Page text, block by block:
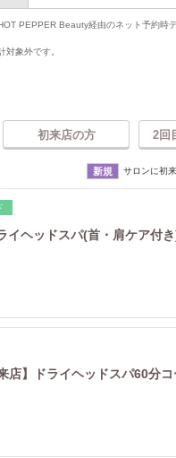
PEPPER Beauty経由のネット予約時
象外です。
初来店の方 2回
新規 サロンに初
イヘッドスパ(首・肩ケア付
店】ドライヘッドスパ60分